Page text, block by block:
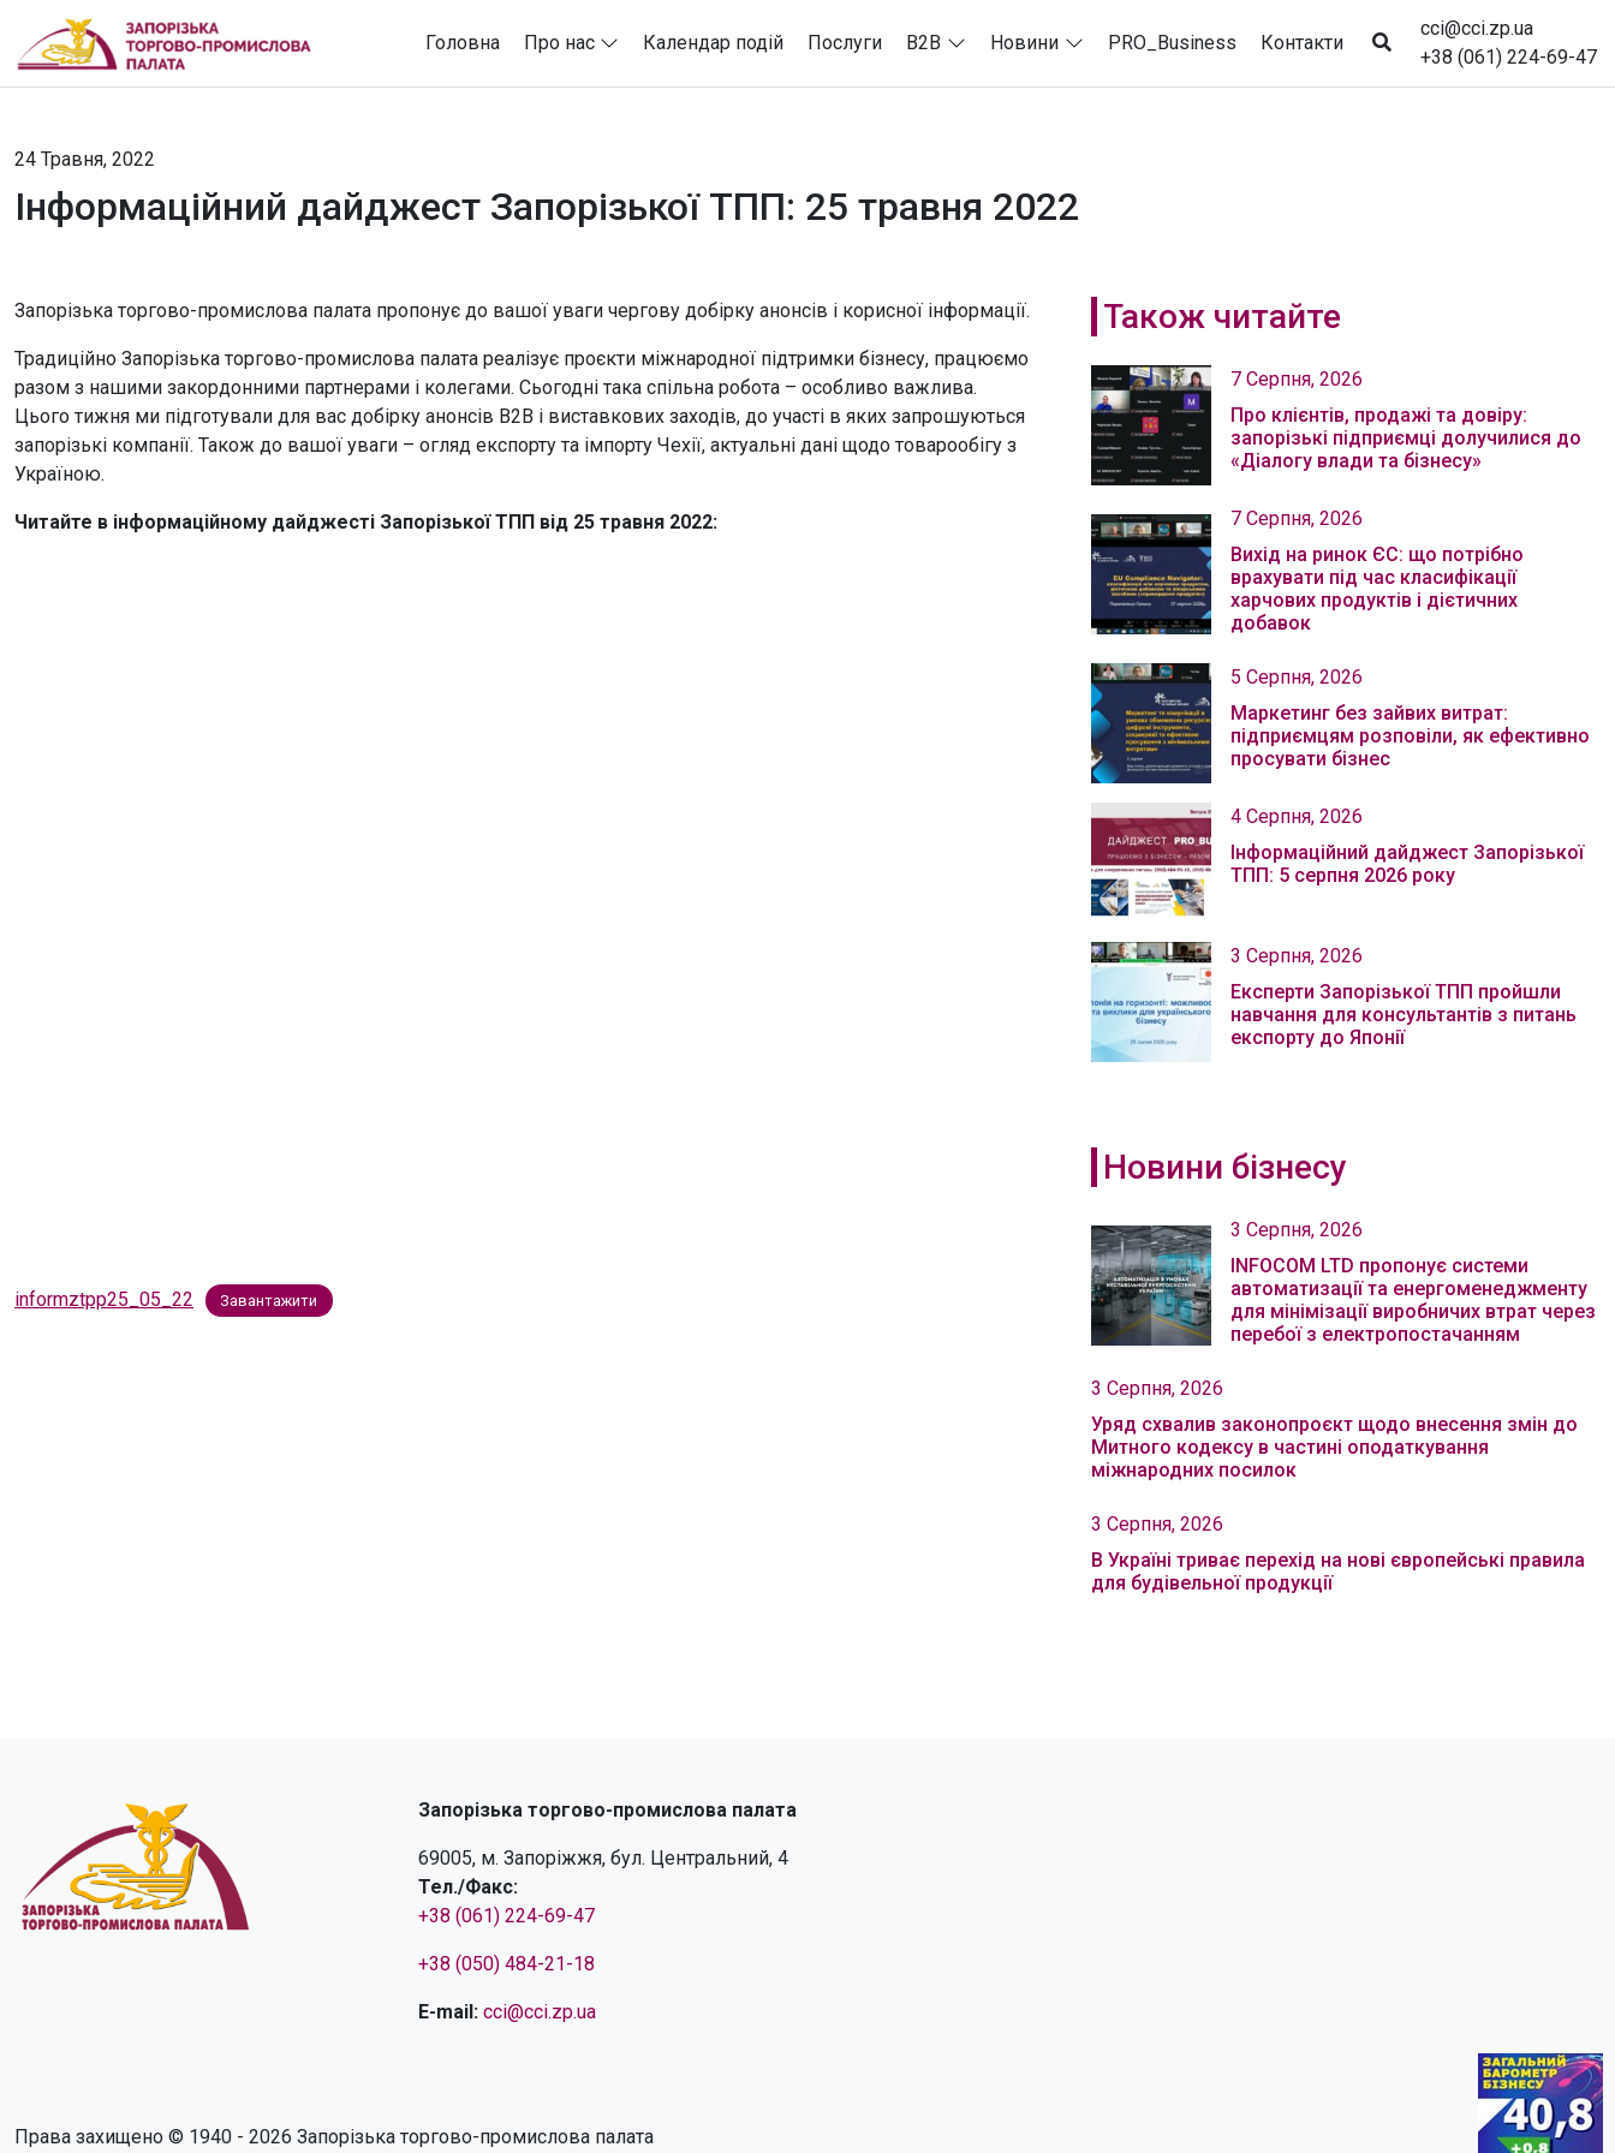
Головна Про нас Календар подій Послуги B2B Новини PRO_Business Контакти
cci@cci.zp.ua
+38 (061) 224-69-47
24 Травня, 2022
Інформаційний дайджест Запорізької ТПП: 25 травня 2022
Запорізька торгово-промислова палата пропонує до вашої уваги чергову добірку анонсів і корисної інформації.
Традиційно Запорізька торгово-промислова палата реалізує проєкти міжнародної підтримки бізнесу, працюємо
разом з нашими закордонними партнерами і колегами. Сьогодні така спільна робота – особливо важлива.
Цього тижня ми підготували для вас добірку анонсів В2В і виставкових заходів, до участі в яких запрошуються
запорізькі компанії. Також до вашої уваги – огляд експорту та імпорту Чехії, актуальні дані щодо товарообігу з
Україною.
Читайте в інформаційному дайджесті Запорізької ТПП від 25 травня 2022:
informztpp25_05_22 Завантажити
Також читайте
7 Серпня, 2026
Про клієнтів, продажі та довіру:
запорізькі підприємці долучилися до
«Діалогу влади та бізнесу»
7 Серпня, 2026
Вихід на ринок ЄС: що потрібно
врахувати під час класифікації
харчових продуктів і дієтичних
добавок
5 Серпня, 2026
Маркетинг без зайвих витрат:
підприємцям розповіли, як ефективно
просувати бізнес
4 Серпня, 2026
Інформаційний дайджест Запорізької
ТПП: 5 серпня 2026 року
3 Серпня, 2026
Експерти Запорізької ТПП пройшли
навчання для консультантів з питань
експорту до Японії
Новини бізнесу
3 Серпня, 2026
INFOCOM LTD пропонує системи
автоматизації та енергоменеджменту
для мінімізації виробничих втрат через
перебої з електропостачанням
3 Серпня, 2026
Уряд схвалив законопроєкт щодо внесення змін до
Митного кодексу в частині оподаткування
міжнародних посилок
3 Серпня, 2026
В Україні триває перехід на нові європейські правила
для будівельної продукції
Запорізька торгово-промислова палата
69005, м. Запоріжжя, бул. Центральний, 4
Тел./Факс:
+38 (061) 224-69-47
+38 (050) 484-21-18
E-mail: cci@cci.zp.ua
Права захищено © 1940 - 2026 Запорізька торгово-промислова палата